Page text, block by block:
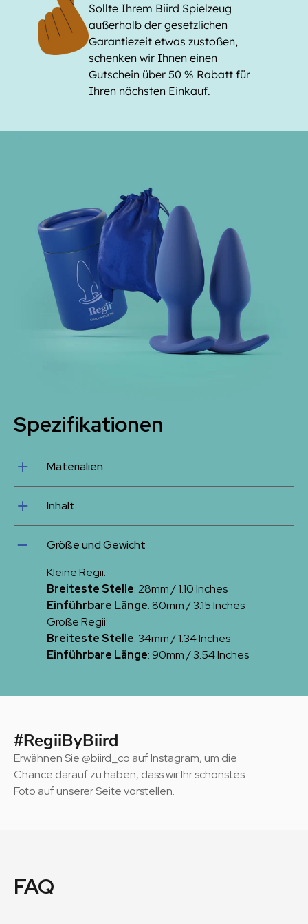
Sollte Ihrem Biird Spielzeug
außerhalb der gesetzlichen
Garantiezeit etwas zustoßen,
schenken wir Ihnen einen
Gutschein über 50 % Rabatt für
Ihren nächsten Einkauf.
Spezifikationen
Materialien
Inhalt
Größe und Gewicht
Kleine Regii:
Breiteste Stelle: 28mm / 1.10 Inches
Einführbare Länge: 80mm / 3.15 Inches
Große Regii:
Breiteste Stelle: 34mm / 1.34 Inches
Einführbare Länge: 90mm / 3.54 Inches
#RegiiByBiird
Erwähnen Sie @biird_co auf Instagram, um die
Chance darauf zu haben, dass wir Ihr schönstes
Foto auf unserer Seite vorstellen.
FAQ